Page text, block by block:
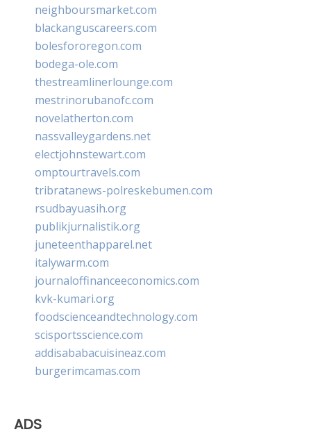
neighboursmarket.com
blackanguscareers.com
bolesfororegon.com
bodega-ole.com
thestreamlinerlounge.com
mestrinorubanofc.com
novelatherton.com
nassvalleygardens.net
electjohnstewart.com
omptourtravels.com
tribratanews-polreskebumen.com
rsudbayuasih.org
publikjurnalistik.org
juneteenthapparel.net
italywarm.com
journaloffinanceeconomics.com
kvk-kumari.org
foodscienceandtechnology.com
scisportsscience.com
addisababacuisineaz.com
burgerimcamas.com
ADS